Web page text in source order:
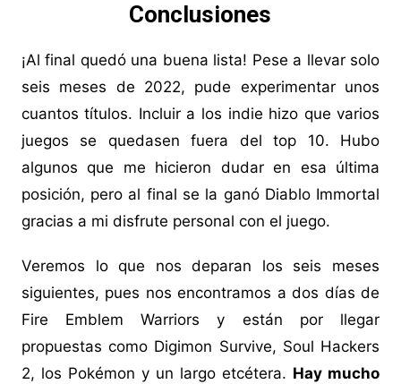
Conclusiones
¡Al final quedó una buena lista! Pese a llevar solo
seis meses de 2022, pude experimentar unos
cuantos títulos. Incluir a los indie hizo que varios
juegos se quedasen fuera del top 10. Hubo
algunos que me hicieron dudar en esa última
posición, pero al final se la ganó Diablo Immortal
gracias a mi disfrute personal con el juego.
Veremos lo que nos deparan los seis meses
siguientes, pues nos encontramos a dos días de
Fire Emblem Warriors y están por llegar
propuestas como Digimon Survive, Soul Hackers
2, los Pokémon y un largo etcétera. Hay mucho